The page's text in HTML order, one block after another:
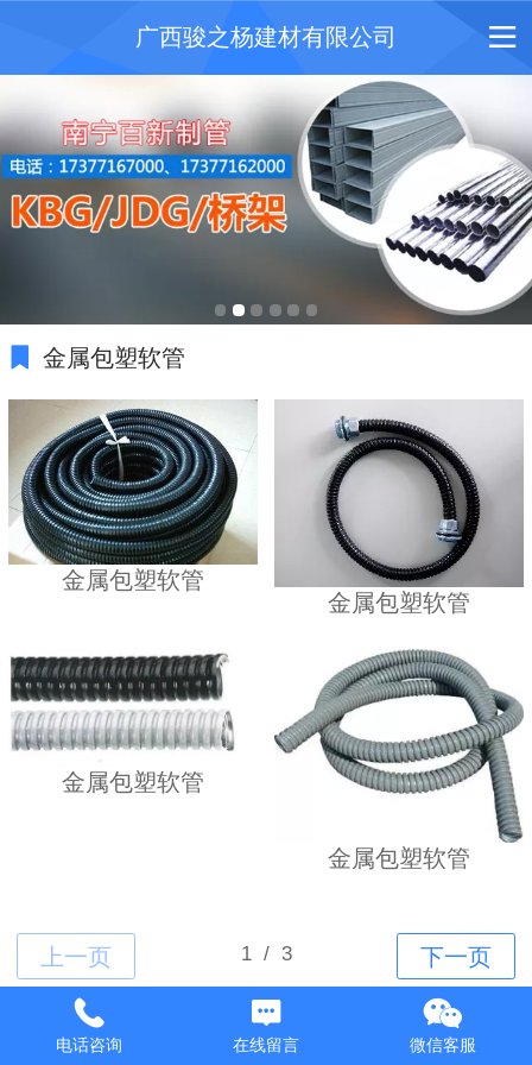
广西骏之杨建材有限公司
金属包塑软管
金属包塑软管
金属包塑软管
金属包塑软管
金属包塑软管
电话咨询 在线留言 微信客服